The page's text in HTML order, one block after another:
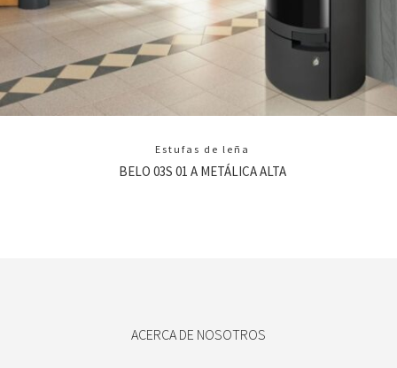
Estufas de leña
BELO 03S 01 A METÁLICA ALTA
ACERCA DE NOSOTROS